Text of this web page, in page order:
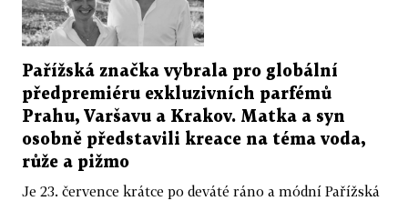
Pařížská značka vybrala pro globální
předpremiéru exkluzivních parfémů
Prahu, Varšavu a Krakov. Matka a syn
osobně představili kreace na téma voda,
růže a pižmo
Je 23. července krátce po deváté ráno a módní Pařížská